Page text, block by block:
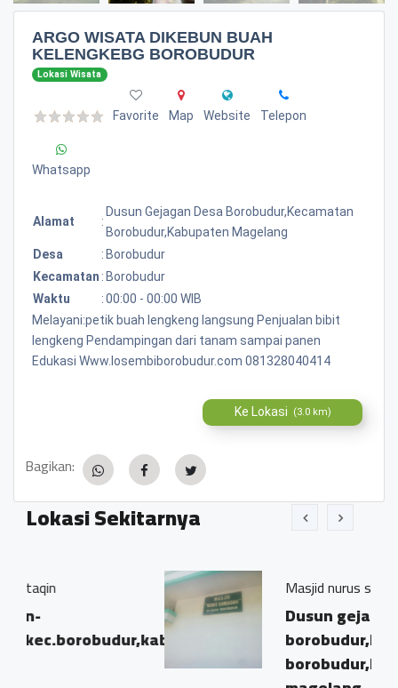
ARGO WISATA DIKEBUN BUAH
KELENGKEBG BOROBUDUR
Lokasi Wisata
Favorite Map Website Telepon
Whatsapp
Alamat :
Dusun Gejagan Desa Borobudur,kecamatan
Borobudur,kabupaten Magelang
Desa
: Borobudur
Kecamatan : Borobudur
Waktu
:00:00 - 00:00 WIB
Melayani:petik buah lengkeng langsung Penjualan bibit
lengkeng Pendampingan dari tanam sampai panen
Edukasi Www.losembiborobudur.com 081328040414
Ke Lokasi (3.0 km)
Bagikan:
Lokasi Sekitarnya
Masjid nurus sangadah
Dusun gejagan,desa
borobudur,kecamatan
borobudur,kabupaten